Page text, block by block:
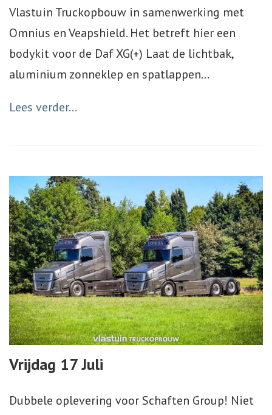
Vlastuin Truckopbouw in samenwerking met
Omnius en Veapshield. Het betreft hier een
bodykit voor de Daf XG(+) Laat de lichtbak,
aluminium zonneklep en spatlappen…
Lees verder...
Vrijdag 17 Juli
Dubbele oplevering voor Schaften Group! Niet